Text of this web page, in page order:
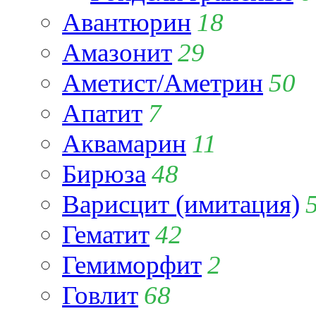
Авантюрин 18
Амазонит29
Аметист/Аметрин 50
Апатит 7
Аквамарин 11
Бирюза 48
Варисцит (имитация)
Гематит42
Гемиморфит2
Говлит 68